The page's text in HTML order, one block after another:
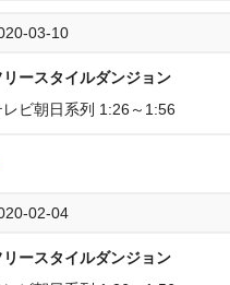
03-10
リースタイルダンジョン
レビ朝日系列 1:26～1:56
02-04
リースタイルダンジョン